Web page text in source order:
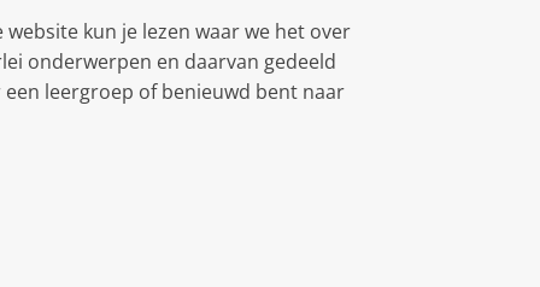
kun je lezen waar we het over
onderwerpen en daarvan gedeeld
leergroep of benieuwd bent naar